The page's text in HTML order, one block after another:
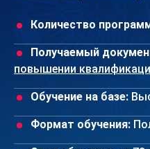
Количество
Получаемый
повышении
Обучение на базе:
Формат обучения: